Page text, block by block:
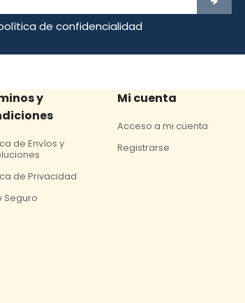
de confidencialidad
y
de Envíos y
de Privacidad
Seguro
Mi cuenta
Acceso a mi cuenta
Registrarse